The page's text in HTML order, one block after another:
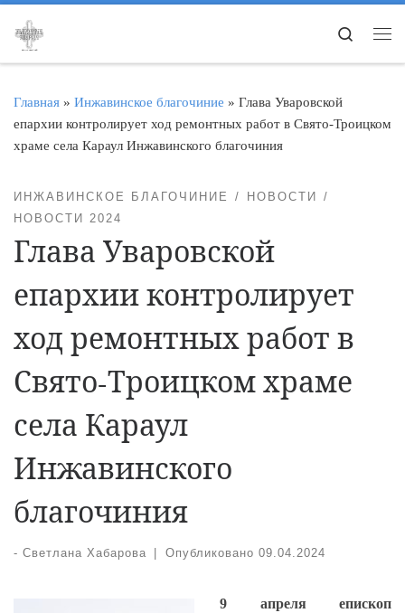
Перейти к содержимому
Search
Главная » Инжавинское благочиние » Глава Уваровской
епархии контролирует ход ремонтных работ в Свято-Троицком
храме села Караул Инжавинского благочиния
ИНЖАВИНСКОЕ БЛАГОЧИНИЕ
НОВОСТИ
НОВОСТИ 2024
Глава Уваровской
епархии контролирует
ход ремонтных работ в
Свято-Троицком храме
села Караул
Инжавинского
благочиния
- Светлана Хабарова Опубликовано 09.04.2024
9 апреля епископ